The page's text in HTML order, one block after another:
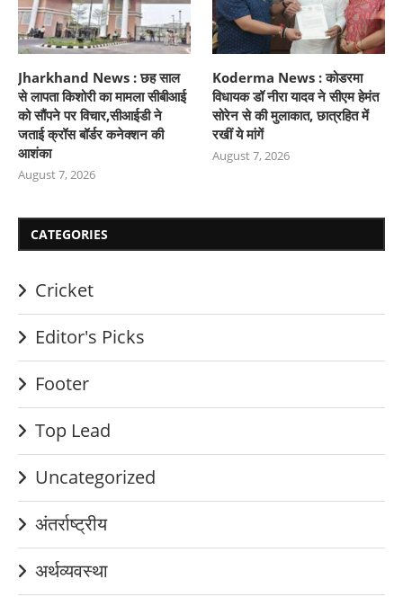
Jharkhand News : छह साल
से लापता किशोरी का मामला सीबीआई
को सौंपने पर विचार,सीआईडी ने
जताई क्रॉस बॉर्डर कनेक्शन की
आशंका
August 7, 2026
Koderma News : कोडरमा
विधायक डॉ नीरा यादव ने सीएम हेमंत
सोरेन से की मुलाकात, छात्रहित में
रखीं ये मांगें
August 7, 2026
CATEGORIES
Cricket
Editor's Picks
Footer
Top Lead
Uncategorized
अंतर्राष्ट्रीय
अर्थव्यवस्था